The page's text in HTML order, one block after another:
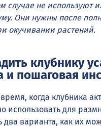
случае не используют
Они нужны после
окучивании растений.
клубнику
и пошаговая
когда клубника
использовать для
два варианта, как их